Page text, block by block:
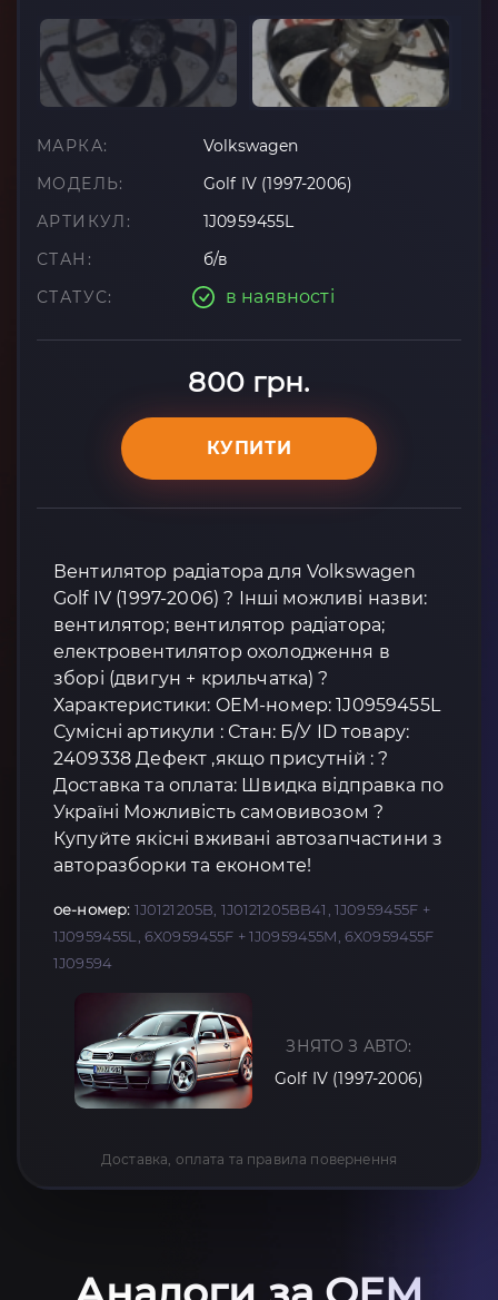
МАРКА:
Volkswagen
МОДЕЛЬ:
Golf IV (1997-2006)
АРТИКУЛ:
1J0959455L
СТАН:
б/в
СТАТУС:
в наявності
800 грн.
КУПИТИ
Вентилятор радіатора для Volkswagen
Golf IV (1997-2006) ? Інші можливі назви:
вентилятор; вентилятор радіатора;
електровентилятор охолодження в
зборі (двигун + крильчатка) ?
Характеристики: OEM-номер: 1J0959455L
Сумісні артикули : Стан: Б/У ID товару:
2409338 Дефект ,якщо присутній : ?
Доставка та оплата: Швидка відправка по
Україні Можливість самовивозом ?
Купуйте якісні вживані автозапчастини з
авторазборки та економте!
oe-номер: 1J0121205B, 1J0121205BB41, 1J0959455F +
1J0959455L, 6X0959455F + 1J0959455M, 6X0959455F
1J09594
ЗНЯТО З АВТО:
Golf IV (1997-2006)
Доставка, оплата та правила повернення